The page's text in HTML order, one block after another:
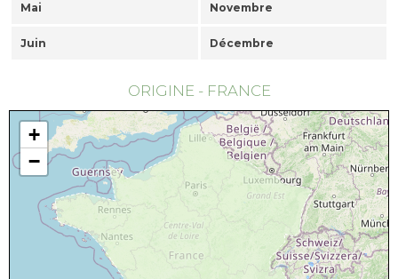
Mai Novembre
Juin Décembre
ORIGINE - FRANCE
+
−